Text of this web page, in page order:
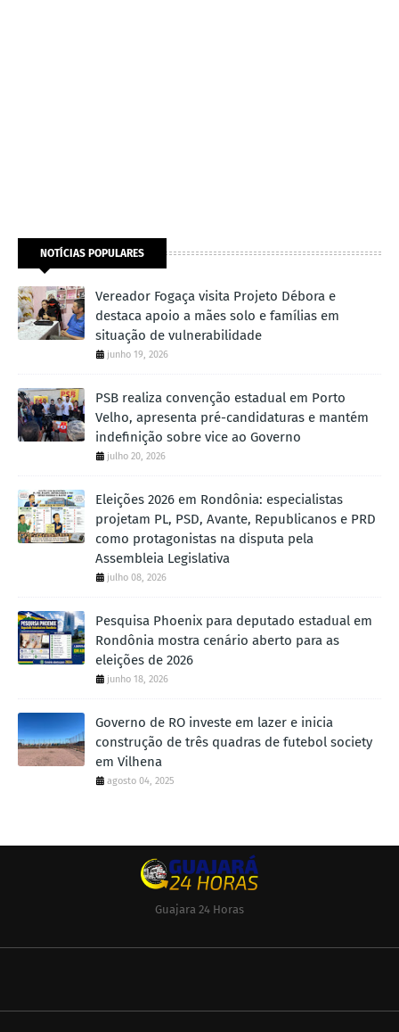
NOTÍCIAS POPULARES
Vereador Fogaça visita Projeto Débora e
destaca apoio a mães solo e famílias em
situação de vulnerabilidade
junho 19, 2026
PSB realiza convenção estadual em Porto
Velho, apresenta pré-candidaturas e mantém
indefinição sobre vice ao Governo
julho 20, 2026
Eleições 2026 em Rondônia: especialistas
projetam PL, PSD, Avante, Republicanos e PRD
como protagonistas na disputa pela
Assembleia Legislativa
julho 08, 2026
Pesquisa Phoenix para deputado estadual em
Rondônia mostra cenário aberto para as
eleições de 2026
junho 18, 2026
Governo de RO investe em lazer e inicia
construção de três quadras de futebol society
em Vilhena
agosto 04, 2025
Guajara 24 Horas